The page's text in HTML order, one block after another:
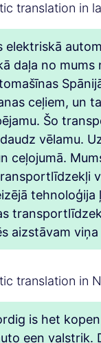
translation in
elektriskā
daļa no mums
ceļiem, un
Šo
vēlamu.
ceļojumā.
tehnoloģija
aizstāvam
translation in
is het
een valstrik.